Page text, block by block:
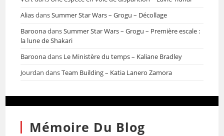
AliasdansSummer Star Wars – Grogu – Décollage
BaroonadansSummer Star Wars – Grogu – Première escale :
la lune de Shakari
Baroonadans Le Ministère du temps – Kaliane Bradley
Jourdan dansTeam Building – Katia Lanero Zamora
Mémoire Du Blog